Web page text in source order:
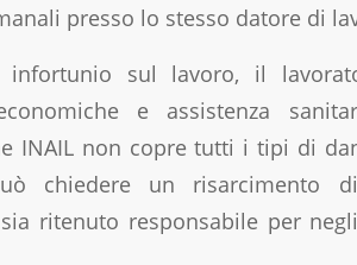
presso lo stesso datore di
sul lavoro, il
e assistenza
INAIL non copre tutti i tipi di
chiedere un risarcimento
ritenuto responsabile per